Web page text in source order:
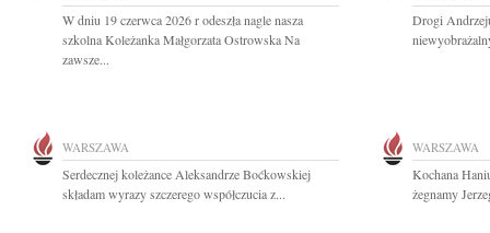
W dniu 19 czerwca 2026 r odeszła nagle nasza
szkolna Koleżanka Małgorzata Ostrowska Na
zawsze...
Drogi
WARSZAWA
Serdecznej koleżance Aleksandrze Boćkowskiej
składam wyrazy szczerego współczucia z...
WARSZAWA
Kochana
żegnamy